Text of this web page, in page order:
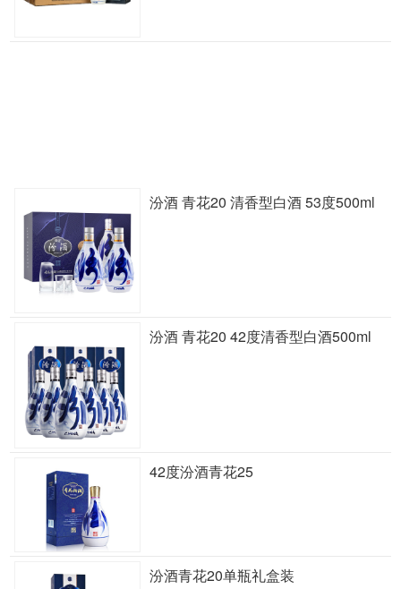
汾酒 青花20 清香型白酒 53度500ml
汾酒 青花20 42度清香型白酒500ml
42度汾酒青花25
汾酒青花20单瓶礼盒装